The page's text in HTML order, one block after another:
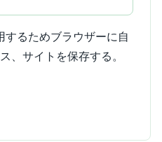
するためブラウザーに自
、サイトを保存する。